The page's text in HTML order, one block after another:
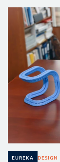
EUREKA DESIGN